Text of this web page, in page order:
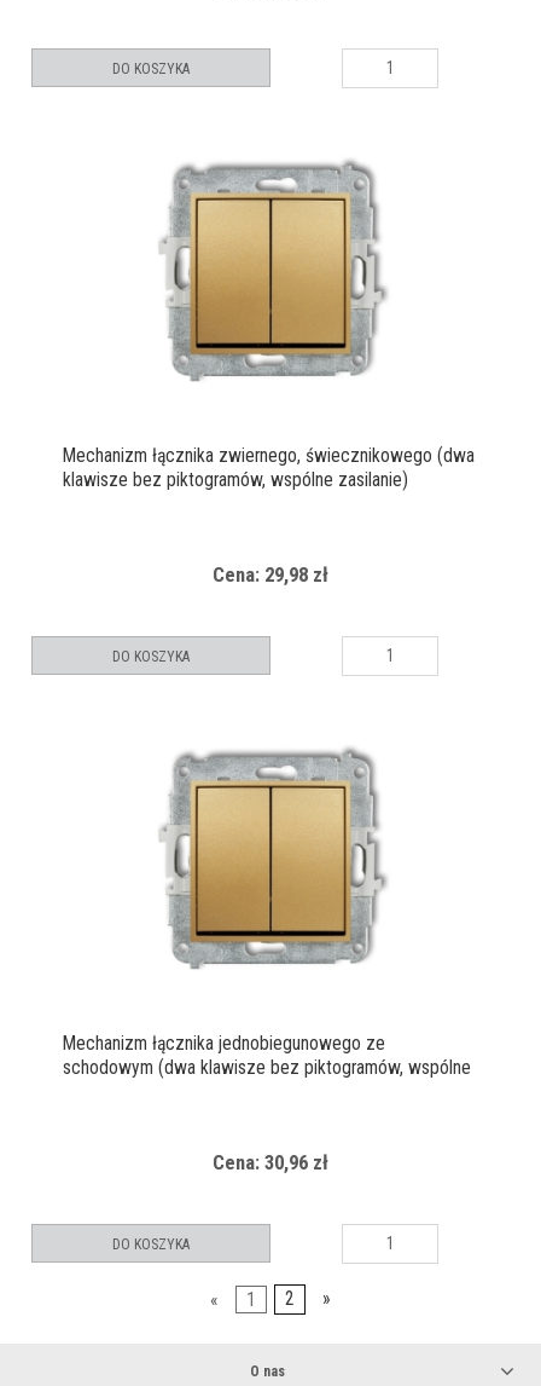
DO KOSZYKA
Mechanizm łącznika zwiernego, świecznikowego (dwa
klawisze bez piktogramów, wspólne zasilanie)
Cena: 29,98 zł
DO KOSZYKA
Mechanizm łącznika jednobiegunowego ze
schodowym (dwa klawisze bez piktogramów, wspólne
Cena: 30,96 zł
DO KOSZYKA
« 1 2 »
O nas